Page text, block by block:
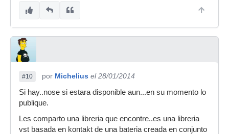
#10 por Michelius el 28/01/2014
Si hay..nose si estara disponible aun...en su momento lo
publique.
Les comparto una libreria que encontre..es una libreria
vst basada en kontakt de una bateria creada en conjunto